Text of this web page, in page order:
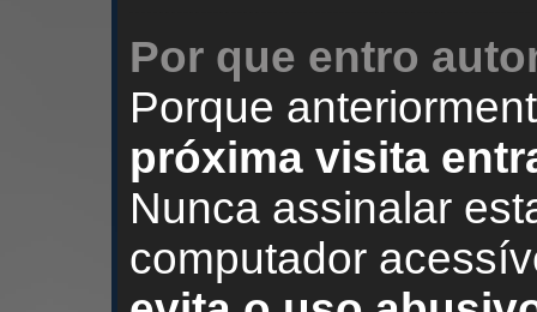
Por que entro
Porque
próxima visita
Nunca assinalar
computador